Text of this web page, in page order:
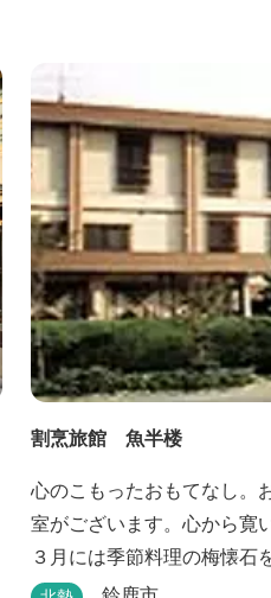
割烹旅館 魚半楼
心のこもったおもてなし。
室がございます。心から寛
３月には季節料理の梅懐石
賞することができるとあっ